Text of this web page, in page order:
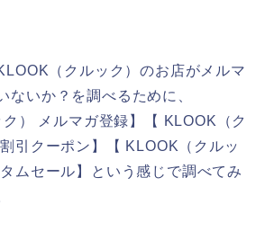
（クルック）のお店がメルマ
ないか？を調べるために、
ク） メルマガ登録】【 KLOOK（ク
引クーポン】【 KLOOK（クルッ
ムセール】という感じで調べてみ